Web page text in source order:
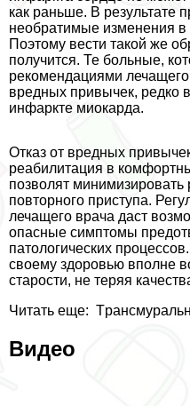
как раньше. В результате
необратимые изменения
Поэтому вести такой же
получится. Те больные,
рекомендациями
вредных привычек, редко
инфаркте миокарда.
Отказ от вредных
реабилитация в
позволят минимизировать
повторного приступа.
лечащего врача даст
опасные симптомы
патологических
своему здоровью вполне
старости, не теряя
Читать еще:
Видео